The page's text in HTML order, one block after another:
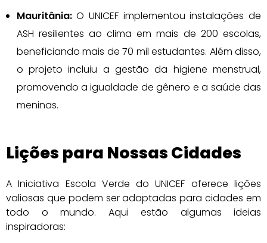
Mauritânia:O UNICEF implementou instalações de
ASH resilientes ao clima em mais de 200 escolas,
beneficiando mais de 70 mil estudantes. Além disso,
o projeto incluiu a gestão da higiene menstrual,
promovendo a igualdade de gênero e a saúde das
meninas.
Lições para Nossas Cidades
A Iniciativa Escola Verde do UNICEF oferece lições
valiosas que podem ser adaptadas para cidades em
todo o mundo. Aqui estão algumas ideias
inspiradoras: